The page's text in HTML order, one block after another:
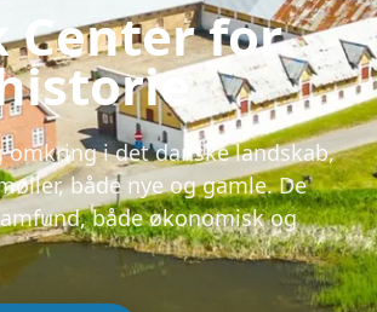
Center for
omkring i det danske landskab,
både nye og gamle. De
både økonomisk og